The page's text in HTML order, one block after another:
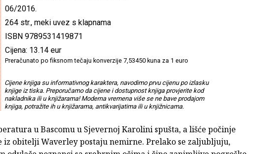
06/2016.
264 str., meki uvez s klapnama
ISBN 9789531419871
Cijena: 13.14 eur
Preračunato po fiksnom tečaju konverzije 7,53450 kuna za 1 euro
Cijene knjiga su informativnog karaktera, navodimo prvu cijenu po izlasku
knjige iz tiska. Preporučamo da cijene i dostupnost knjiga provjerite kod
nakladnika ili u knjižarama! Moderna vremena više se ne bave prodajom
knjiga, potražite ih u knjižarama, antikvarijatima ili u knjižnicama.
u Bascomu u Sjevernoj Karolini spušta, a lišće počinje
iz obitelji Waverley postaju nemirne. Prelako se zaljubljuju,